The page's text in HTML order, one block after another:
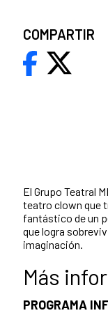
El Grupo Teatral
teatro clown que
fantástico de un
que logra
imaginación.
Más
PROGRAMA
COMPARTIR